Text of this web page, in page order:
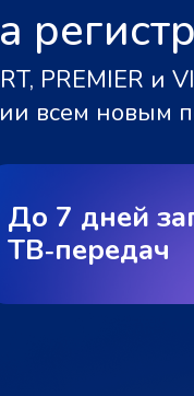
PREMIER и
всем новым
До 7 дней
ТВ‑передач